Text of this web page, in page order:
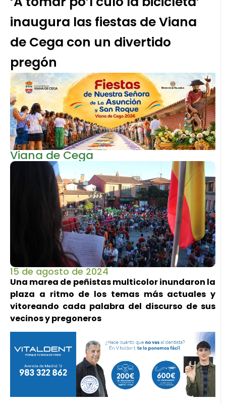
inaugura las fiestas de Viana
de Cega con un divertido
pregón
Viana de Cega
15 de agosto de 2024
Una marea de peñistas multicolor inundaron la
plaza a ritmo de los temas más actuales y
vitoreando cada palabra del discurso de sus
vecinos y pregoneros